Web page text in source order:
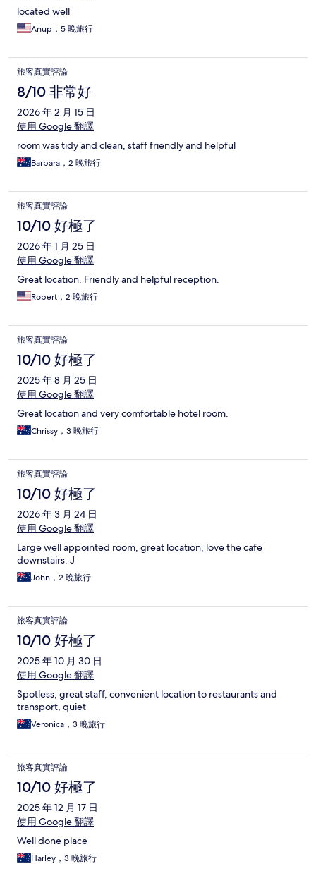
located well
Anup，5 晚旅行
旅客真實評論
8/10 非常好
2026 年 2 月 15 日
使用 Google 翻譯
room was tidy and clean, staff friendly and helpful
Barbara，2 晚旅行
旅客真實評論
10/10 好極了
2026 年 1 月 25 日
使用 Google 翻譯
Great location. Friendly and helpful reception.
Robert，2 晚旅行
旅客真實評論
10/10 好極了
2025 年 8 月 25 日
使用 Google 翻譯
Great location and very comfortable hotel room.
Chrissy，3 晚旅行
旅客真實評論
10/10 好極了
2026 年 3 月 24 日
使用 Google 翻譯
Large well appointed room, great location, love the cafe
downstairs. J
John，2 晚旅行
旅客真實評論
10/10 好極了
2025 年 10 月 30 日
使用 Google 翻譯
Spotless, great staff, convenient location to restaurants and
transport, quiet
Veronica，3 晚旅行
旅客真實評論
10/10 好極了
2025 年 12 月 17 日
使用 Google 翻譯
Well done place
Harley，3 晚旅行